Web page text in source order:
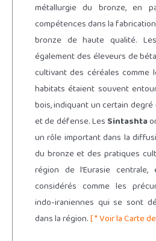
métallurgie du bronze, en
compétences dans la fabrication
bronze de haute qualité. Les
également des éleveurs de
cultivant des céréales comme
habitats étaient souvent
bois, indiquant un certain degré
et de défense. Les Sintashta
un rôle important dans la
du bronze et des pratiques
région de l’Eurasie
considérés comme les
indo-iraniennes qui se sont
dans la région.[ * Voir la Carte